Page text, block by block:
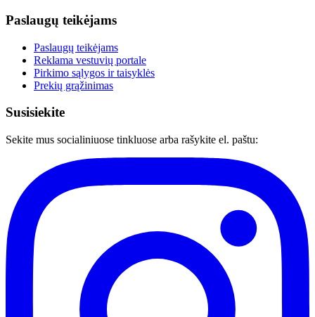
Paslaugų teikėjams
Paslaugų teikėjams
Reklama vestuvių portale
Pirkimo sąlygos ir taisyklės
Prekių grąžinimas
Susisiekite
Sekite mus socialiniuose tinkluose arba rašykite el. paštu: